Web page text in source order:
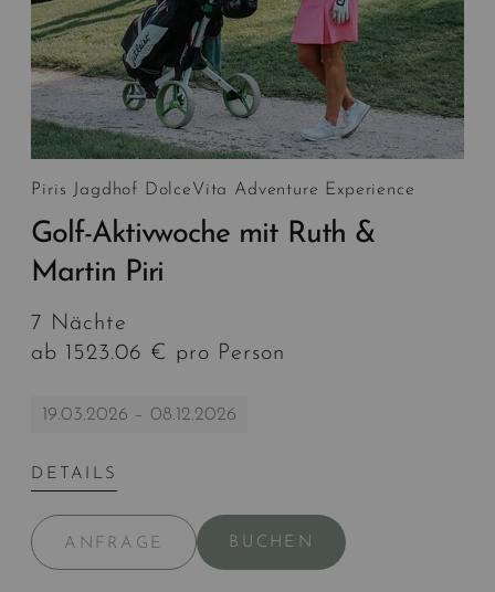
Piris Jagdhof DolceVita Adventure Experience
Golf-Aktivwoche mit Ruth &
Martin Piri
7 Nächte
ab 1523.06 € pro Person
19.03.2026 – 08.12.2026
DETAILS
ANFRAGE BUCHEN